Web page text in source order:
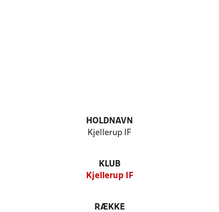
HOLDNAVN
Kjellerup IF
KLUB
Kjellerup IF
RÆKKE